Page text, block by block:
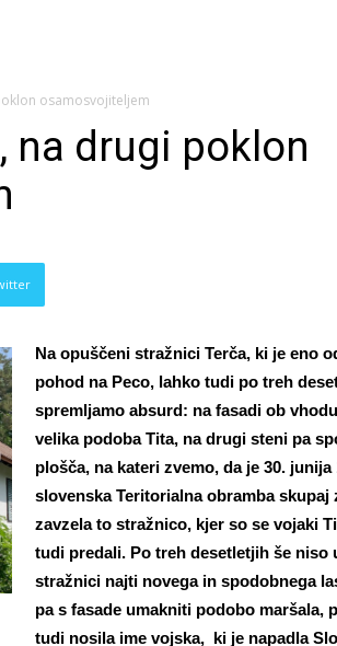
osamosvojiteljem
na drugi poklon
Na opuščeni stražnici Terča, ki je eno
pohod na Peco, lahko tudi po treh
spremljamo absurd: na fasadi ob
velika podoba Tita, na drugi steni pa
plošča, na kateri zvemo, da je 30. junija
slovenska Teritorialna obramba skupaj
zavzela to stražnico, kjer so se vojaki
tudi predali. Po treh desetletjih še niso
stražnici najti novega in spodobnega
pa s fasade umakniti podobo maršala,
tudi nosila ime vojska, ki je napadla